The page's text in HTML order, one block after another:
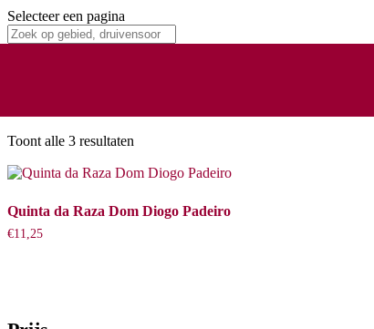
Selecteer een pagina
Toont alle 3 resultaten
Quinta da Raza Dom Diogo Padeiro
€11,25